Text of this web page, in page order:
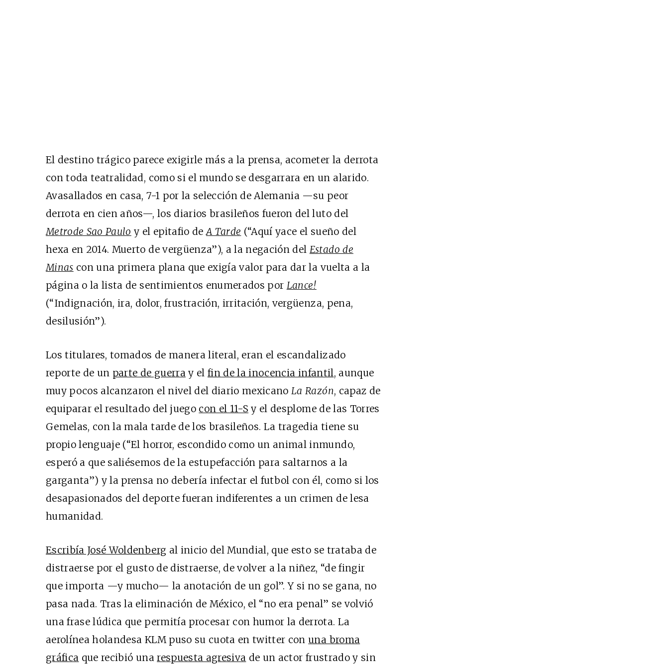
El destino trágico parece exigirle más a la prensa, acometer la derrota
con toda teatralidad, como si el mundo se desgarrara en un alarido.
Avasallados en casa, 7-1 por la selección de Alemania —su peor
derrota en cien años—, los diarios brasileños fueron del luto del
Metrode Sao Paulo y el epitafio deA Tarde (“Aquí yace el sueño del
hexa en 2014. Muerto de vergüenza”), a la negación del Estado de
Minas con una primera plana que exigía valor para dar la vuelta a la
página o la lista de sentimientos enumerados por Lance!
(“Indignación, ira, dolor, frustración, irritación, vergüenza, pena,
desilusión”).
Los titulares, tomados de manera literal, eran el escandalizado
reporte de un parte de guerray el fin de la inocencia infantil, aunque
muy pocos alcanzaron el nivel del diario mexicanoLa Razón, capaz de
equiparar el resultado del juego con el 11-S y el desplome de las Torres
Gemelas, con la mala tarde de los brasileños. La tragedia tiene su
propio lenguaje (“El horror, escondido como un animal inmundo,
esperó a que saliésemos de la estupefacción para saltarnos a la
garganta”) y la prensa no debería infectar el futbol con él, como si los
desapasionados del deporte fueran indiferentes a un crimen de lesa
humanidad.
Escribía José Woldenberg al inicio del Mundial, que esto se trataba de
distraerse por el gusto de distraerse, de volver a la niñez, “de fingir
que importa —y mucho— la anotación de un gol”. Y si no se gana, no
pasa nada. Tras la eliminación de México, el “no era penal” se volvió
una frase lúdica que permitía procesar con humor la derrota. La
aerolínea holandesa KLM puso su cuota en twitter con una broma
gráfica que recibió unarespuesta agresiva de un actor frustrado y sin